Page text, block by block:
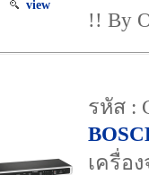
view
!! By
รหัส :
เครื่อ